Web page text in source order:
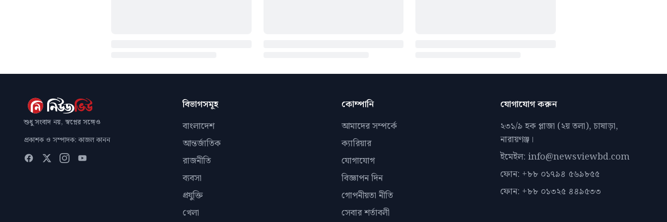
শুধু সংবাদ নয়, স্বপ্নের সঙ্গেও
প্রকাশক ও সম্পাদক: কাজল কানন
বিভাগসমূহ
বাংলাদেশ
আন্তর্জাতিক
রাজনীতি
ব্যবসা
প্রযুক্তি
খেলা
কোম্পানি
আমাদের সম্পর্কে
ক্যারিয়ার
যোগাযোগ
বিজ্ঞাপন দিন
গোপনীয়তা নীতি
সেবার শর্তাবলী
যোগাযোগ করুন
২৩১/৯ হক প্লাজা (২য় তলা), চাষাড়া,
নারায়ণঞ্জ।
ইমেইল: info@newsviewbd.com
ফোন: +৮৮ ০১৭৯৪ ৫৬৯৮৫৫
ফোন: +৮৮ ০১৩২৫ ৪৪৯৫৩৩